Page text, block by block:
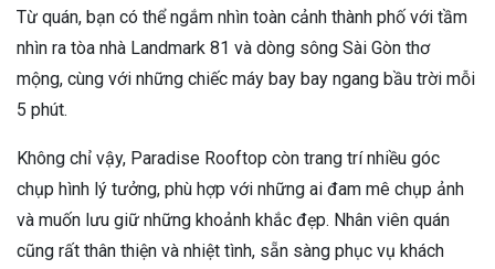
Từ quán, bạn có thể ngắm nhìn toàn cảnh thành phố với tầm
nhìn ra tòa nhà Landmark 81 và dòng sông Sài Gòn thơ
mộng, cùng với những chiếc máy bay bay ngang bầu trời mỗi
5 phút.
Không chỉ vậy, Paradise Rooftop còn trang trí nhiều góc
chụp hình lý tưởng, phù hợp với những ai đam mê chụp ảnh
và muốn lưu giữ những khoảnh khắc đẹp. Nhân viên quán
cũng rất thân thiện và nhiệt tình, sẵn sàng phục vụ khách